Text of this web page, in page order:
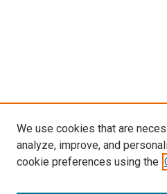
We use cookies that are
analyze, improve, and
cookie preferences using the